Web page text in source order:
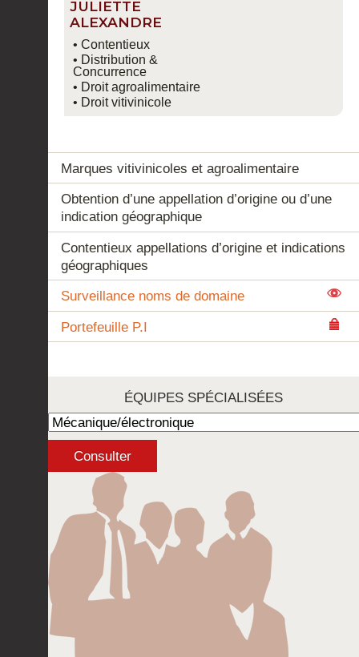
JULIETTE
ALEXANDRE
• Contentieux
• Distribution &
Concurrence
• Droit agroalimentaire
• Droit vitivinicole
Marques vitivinicoles et agroalimentaire
Obtention d’une appellation d’origine ou d’une
indication géographique
Contentieux appellations d’origine et indications
géographiques
Surveillance noms de domaine
Portefeuille P.I
ÉQUIPES SPÉCIALISÉES